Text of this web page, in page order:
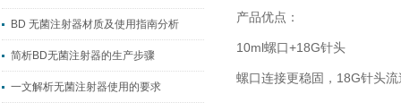
BD 无菌注射器材质及使用指南分析
简析BD无菌注射器的生产步骤
一文解析无菌注射器使用的要求
产品优点：
10ml螺口+18G针头
螺口连接更稳固，18G针头流